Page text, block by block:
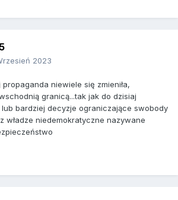
2023
niewiele się zmieniła,
granicą...tak jak do dzisiaj
bardziej decyzje ograniczające swobody
władze niedemokratyczne nazywane